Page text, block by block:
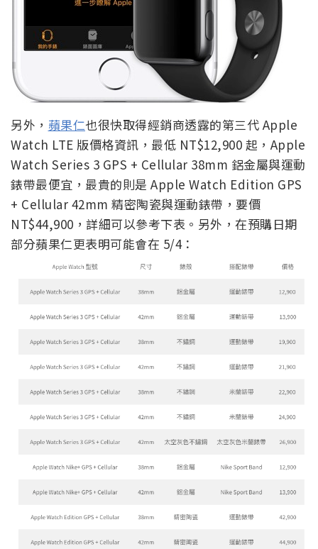
另外， 蘋果仁也很快取得經銷商透露的第三代 Apple
Watch LTE 版價格資訊，最低 NT$12,900 起，Apple
Watch Series 3 GPS + Cellular 38mm 鋁金屬與運動
錶帶最便宜，最貴的則是 Apple Watch Edition GPS
+ Cellular 42mm 精密陶瓷與運動錶帶，要價
NT$44,900，詳細可以參考下表。另外，在預購日期
部分蘋果仁更表明可能會在 5/4：